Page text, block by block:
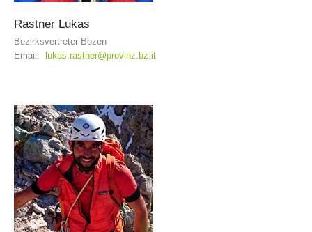
Rastner Lukas
Bezirksvertreter Bozen
Email:
lukas.rastner@provinz.bz.it